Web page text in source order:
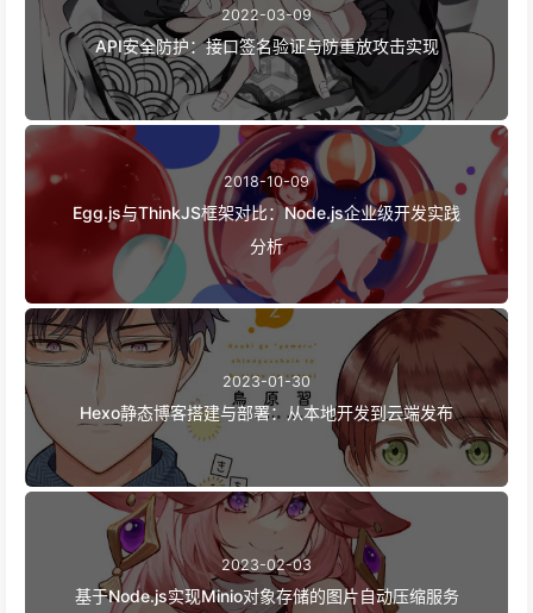
2022-03-09
API安全防护：接口签名验证与防重放攻击实现
2018-10-09
Egg.js与ThinkJS框架对比：Node.js企业级开发实践
分析
2023-01-30
Hexo静态博客搭建与部署：从本地开发到云端发布
2023-02-03
基于Node.js实现Minio对象存储的图片自动压缩服务